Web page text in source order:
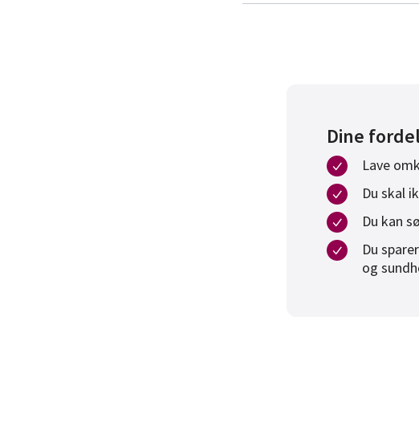
Danske
Danske
HK
Lægesekretærer/
Radiograf
Dine
Lave
Du skal
Du kan
Du
og